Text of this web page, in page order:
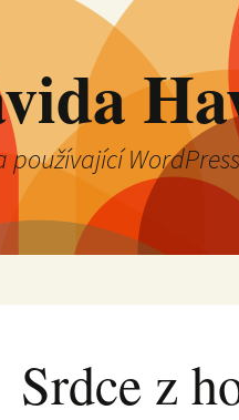
WordPress
Srdce z